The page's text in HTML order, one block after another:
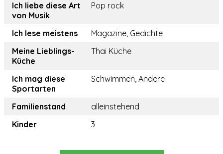
Ich liebe diese Art
von Musik
Pop rock
Ich lese meistens
Magazine, Gedichte
Meine Lieblings-
Küche
Thai Küche
Ich mag diese
Sportarten
Schwimmen, Andere
Familienstand
alleinstehend
Kinder
3